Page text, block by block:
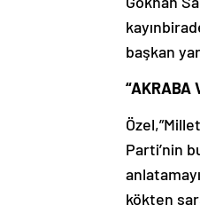
başkan
“AKRABA
Parti’nin
kökten